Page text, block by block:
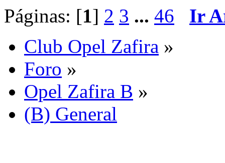
Páginas: [1] 2 3 ... 46
Ir
Club Opel Zafira »
Foro »
Opel Zafira B »
(B) General